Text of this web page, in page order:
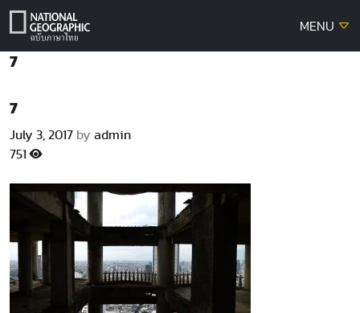
Skip
MENU
7
7
July 3, 2017 by admin
751